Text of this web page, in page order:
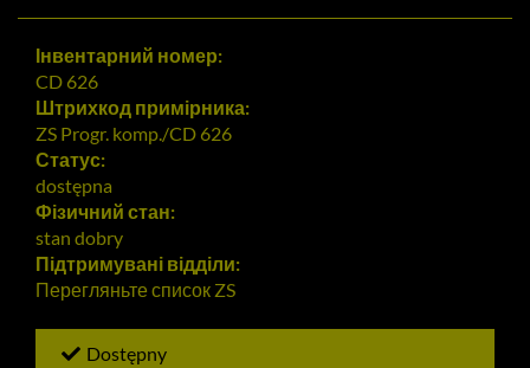
Інвентарний номер:
CD 626
Штрихкод примірника:
ZS Progr. komp./CD 626
Статус:
dostępna
Фізичний стан:
stan dobry
Підтримувані відділи:
Перегляньте список ZS
Dostępny